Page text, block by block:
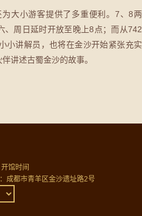
小游客提供了多重便利。7、8两
、周日延时开放至晚上8点；而从742
小讲解员，也将在金沙开始紧张充实
讲述古蜀金沙的故事。
开馆时间
成都市青羊区金沙遗址路2号